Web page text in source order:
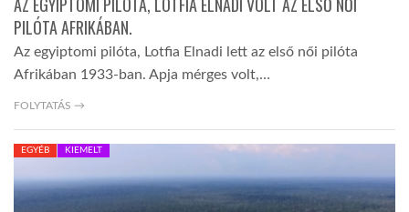
AZ EGYIPTOMI PILÓTA, LOTFIA ELNADI VOLT AZ ELSŐ NŐI
PILÓTA AFRIKÁBAN.
Az egyiptomi pilóta, Lotfia Elnadi lett az első női pilóta
Afrikában 1933-ban. Apja mérges volt,…
FOLYTATÁS →
EGYÉB KIEMELT